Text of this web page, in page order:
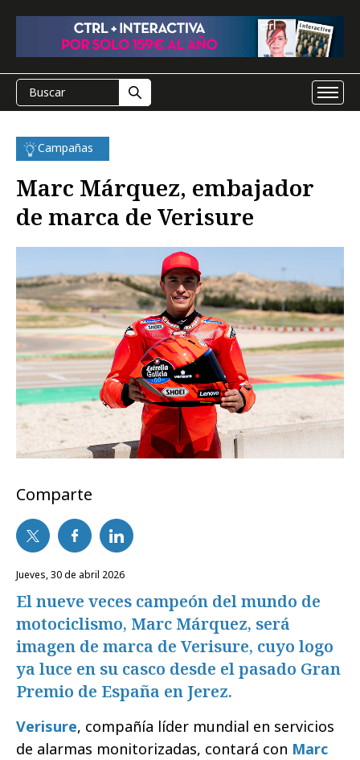
Campañas
Marc Márquez, embajador
de marca de Verisure
Comparte
jueves, 30 de abril 2026
El nueve veces campeón del mundo de
motociclismo, Marc Márquez, será
imagen de marca de Verisure, cuyo logo
ya luce en su casco desde el pasado Gran
Premio de España en Jerez.
Verisure, compañía líder mundial en servicios
de alarmas monitorizadas, contará con Marc